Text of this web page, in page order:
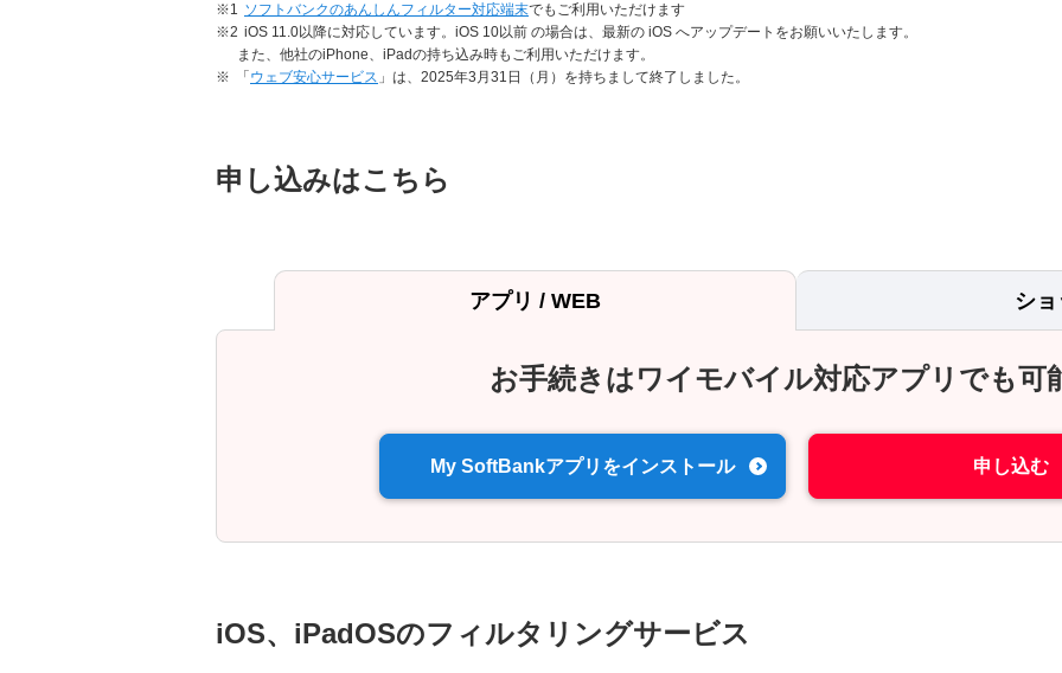
※1 ソフトバンクのあんしんフィルター対応端末でもご利用いただけます
※2 iOS 11.0以降に対応しています。iOS 10以前 の場合は、最新の iOS へアップデートをお願いいたします。
また、他社のiPhone、iPadの持ち込み時もご利用いただけます。
※
「 ウェブ安心サービス 」は、2025年3月31日（月）を持ちまして終了しました。
申し込みはこちら
アプリ / WEB シ
お手続きはワイモバイル対応アプリでも可
My SoftBankアプリをインストール 申し込む
iOS、iPadOSのフィルタリングサービス